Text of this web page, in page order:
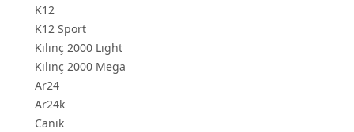
K12
K12 Sport
Kılınç 2000 Lıght
Kılınç 2000 Mega
Ar24
Ar24k
Canik